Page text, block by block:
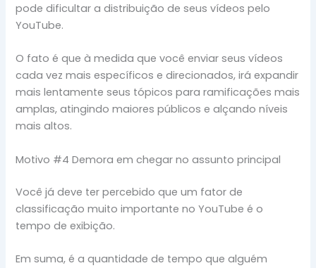
pode dificultar a distribuição de seus vídeos pelo
YouTube.
O fato é que à medida que você enviar seus vídeos
cada vez mais específicos e direcionados, irá expandir
mais lentamente seus tópicos para ramificações mais
amplas, atingindo maiores públicos e alçando níveis
mais altos.
Motivo #4 Demora em chegar no assunto principal
Você já deve ter percebido que um fator de
classificação muito importante no YouTube é o
tempo de exibição.
Em suma, é a quantidade de tempo que alguém